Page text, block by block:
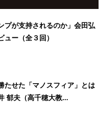
プが支持されるのか」会田弘
ュー（全３回）
たせた「マノスフィア」とは
郁夫（高千穂大教...